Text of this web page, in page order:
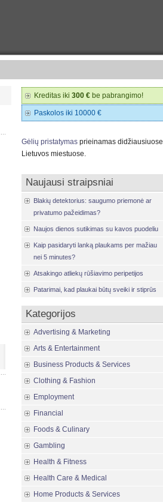
Kreditas iki 300 € be pabrangimo!
Paskolos iki 10000 €
Gėlių pristatymas prieinamas didžiausiuose
Lietuvos miestuose.
Naujausi straipsniai
Blakių detektorius: saugumo priemonė ar
privatumo pažeidimas?
Naujos dienos sutikimas su kavos puodeliu
Kaip pasidaryti lanką plaukams per mažiau
nei 5 minutes?
Atsakingo atliekų rūšiavimo peripetijos
Patarimai, kad plaukai būtų sveiki ir stiprūs
Kategorijos
Advertising & Marketing
Arts & Entertainment
Business Products & Services
Clothing & Fashion
Employment
Financial
Foods & Culinary
Gambling
Health & Fitness
Health Care & Medical
Home Products & Services